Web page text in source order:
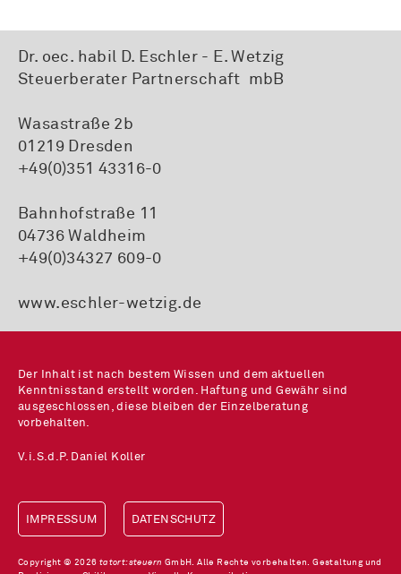
Dr. oec. habil D. Eschler - E. Wetzig
Steuerberater Partnerschaft mbB
Wasastraße 2b
01219 Dresden
+49(0)351 43316-0
Bahnhofstraße 11
04736 Waldheim
+49(0)34327 609-0
www.eschler-wetzig.de
Der Inhalt ist nach bestem Wissen und dem aktuellen
Kenntnisstand erstellt worden. Haftung und Gewähr sind
ausgeschlossen, diese bleiben der Einzelberatung
vorbehalten.
V.i.S.d.P. Daniel Koller
IMPRESSUM DATENSCHUTZ
Copyright © 2026 tatort:steuern GmbH. Alle Rechte vorbehalten. Gestaltung und